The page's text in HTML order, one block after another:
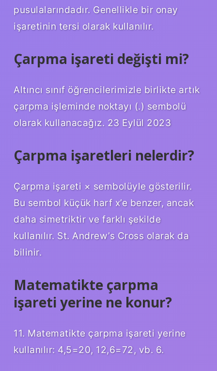
pusulalarındadır. Genellikle bir onay
işaretinin tersi olarak kullanılır.
Çarpma işareti değişti mi?
Altıncı sınıf öğrencilerimizle birlikte artık
çarpma işleminde noktayı (.) sembolü
olarak kullanacağız. 23 Eylül 2023
Çarpma işaretleri nelerdir?
Çarpma işareti × sembolüyle gösterilir.
Bu sembol küçük harf x’e benzer, ancak
daha simetriktir ve farklı şekilde
kullanılır. St. Andrew’s Cross olarak da
bilinir.
Matematikte çarpma
işareti yerine ne konur?
11. Matematikte çarpma işareti yerine
kullanılır: 4,5=20, 12,6=72, vb. 6.